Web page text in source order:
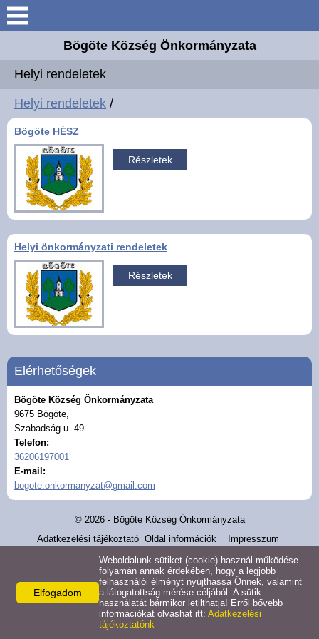
Keresés
Bögöte
Elérhetőségek
Önkormányzat
Intézmények
Hírek
Hirdetmények
Helyi rendeletek
Közvilágítási hibabejelentő
Elektronikus ügyintézés
ASP kisfilmek
Gazdaság
Hasznos linkek
Bögöte Község Önkormányzata
Helyi rendeletek
Helyi rendeletek /
Bögöte HÉSZ
Részletek
Helyi önkormányzati rendeletek
Részletek
Elérhetőségek
Bögöte Község Önkormányzata
9675 Bögöte,
Szabadság u. 49.
Telefon:
36206197001
E-mail:
bogote.onkormanyzat@gmail.com
© 2026 - Bögöte Község Önkormányzata
Adatkezelési tájékoztató Oldal információk Impresszum
Elfogadom
Weboldalunk sütiket (cookie) használ működése
folyamán annak érdekében, hogy a legjobb
felhasználói élményt nyújthassa Önnek, valamint
a látogatottság mérése céljából. A sütik
használatát bármikor letilthatja! Erről bővebb
információkat olvashat itt: Adatkezelési
tájékoztatónk